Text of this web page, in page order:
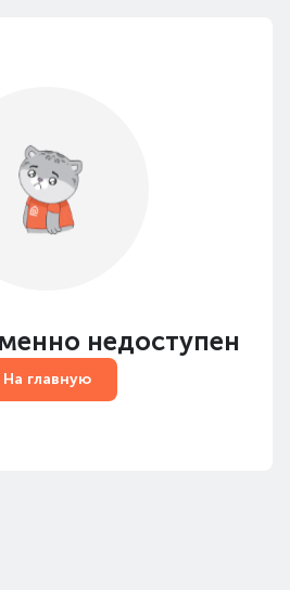
недоступен
На главную